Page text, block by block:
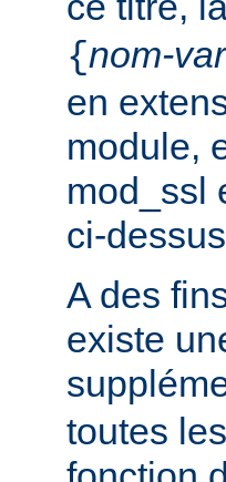
{nom-var
en
module,
mod_ssl
ci-
A des
existe
toutes